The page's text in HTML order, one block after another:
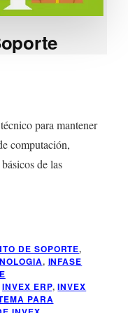
para mantener
computación,
de las
DE SOPORTE,
, INFASE
INVEX ERP,INVEX
PARA